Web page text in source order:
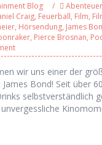
Blog Abenteuer
Craig, Feuerball, Film,
, Hörsendung, James
, Pierce Brosnan,
wir uns einer der
Bond! Seit über
selbstverständlich